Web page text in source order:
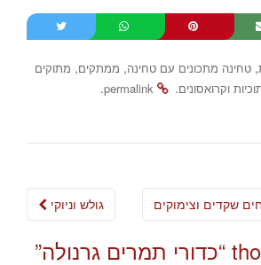
, טחינה מתכונים עם טחינה, ממתקים, מתוקים
וקרואסונים.
permalink
.
Post
גולש וניוקי
כדורי תמרים גרנולה”